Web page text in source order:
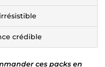
crédible
ces packs en